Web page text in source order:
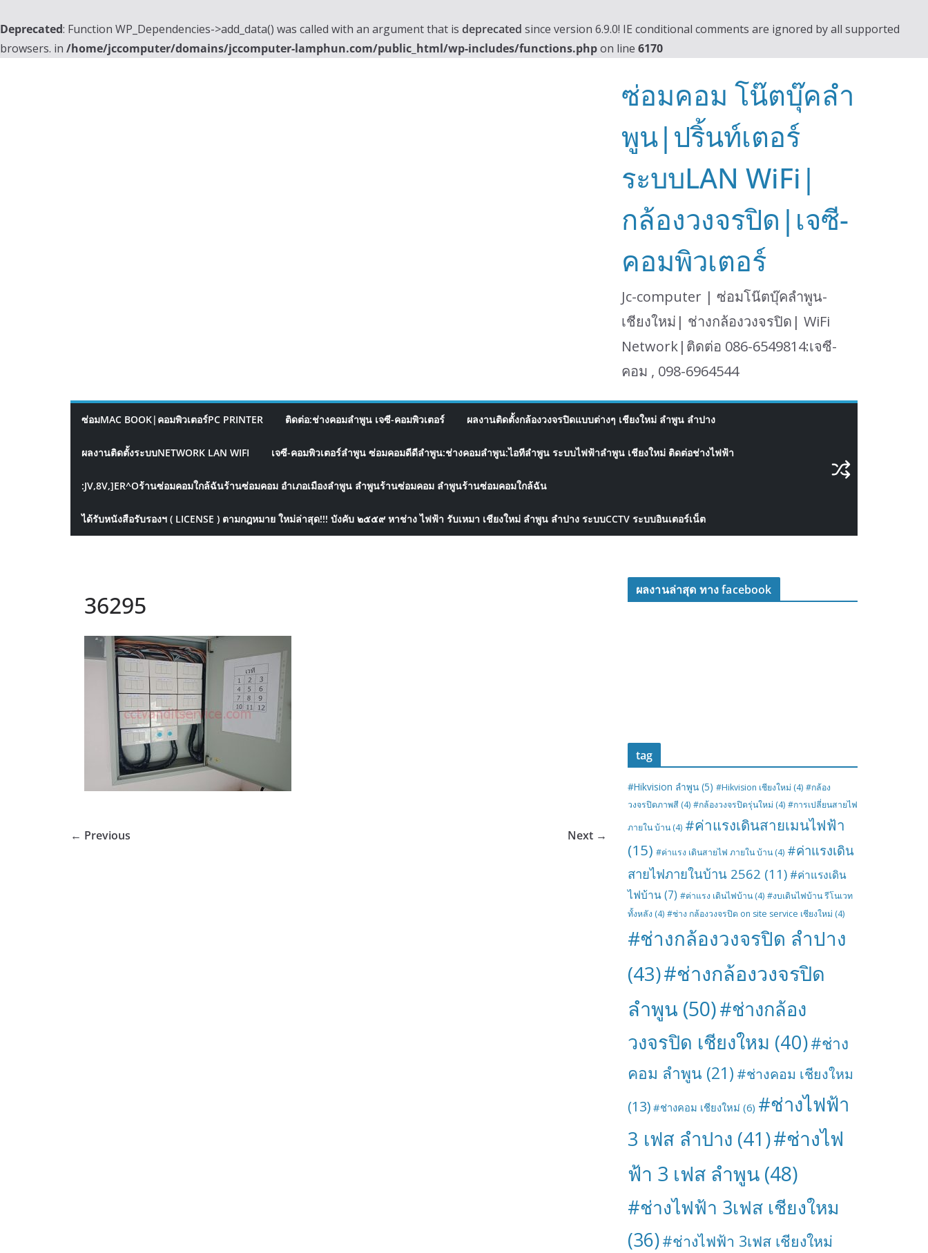
Deprecated: Function WP_Dependencies->add_data() was called with an argument that is deprecated since version 6.9.0! IE conditional comments are ignored by all supported
browsers. in /home/jccomputer/domains/jccomputer-lamphun.com/public_html/wp-includes/functions.phpon line 6170
ซ่อมคอม โน๊ตบุ๊คลำ
พูน|ปริ้นท์เตอร์
ระบบLAN WiFi|
กล้องวงจรปิด|เจซี-
คอมพิวเตอร์
Jc-computer | ซ่อมโน๊ตบุ๊คลำพูน-
เชียงใหม่| ช่างกล้องวงจรปิด| WiFi
Network|ติดต่อ 086-6549814:เจซี-
คอม , 098-6964544
ซ่อมMAC BOOK|คอมพิวเตอร์PC PRINTER ติดต่อ:ช่างคอมลำพูน เจซี-คอมพิวเตอร์ ผลงานติดตั้งกล้องวงจรปิดแบบต่างๆ เชียงใหม่ ลำพูน ลำปาง
ผลงานติดตั้งระบบNETWORK LAN WIFI เจซี-คอมพิวเตอร์ลำพูน ซ่อมคอมดีดีลำพูน:ช่างคอมลำพูน:ไอทีลำพูน ระบบไฟฟ้าลำพูน เชียงใหม่ ติดต่อช่างไฟฟ้า
:JV,8V,]ER^Oร้านซ่อมคอมใกล้ฉันร้านซ่อมคอม อำเภอเมืองลำพูน ลำพูนร้านซ่อมคอม ลำพูนร้านซ่อมคอมใกล้ฉัน
ได้รับหนังสือรับรองฯ ( LICENSE ) ตามกฎหมาย ใหม่ล่าสุด!!! บังคับ ๒๕๕๙ หาช่าง ไฟฟ้า รับเหมา เชียงใหม่ ลำพูน ลำปาง ระบบCCTV ระบบอินเตอร์เน็ต
36295
← Previous Next →
ผลงานล่าสุด ทาง facebook
tag
#Hikvision ลำพูน (5) #Hikvision เชียงใหม่ (4) #กล้อง
วงจรปิดภาพสี (4) #กล้องวงจรปิดรุ่นใหม่ (4) #การเปลี่ยนสายไฟ
ภายใน บ้าน (4) #ค่าแรงเดินสายเมนไฟฟ้า
(15) #ค่าแรง เดินสายไฟ ภายใน บ้าน (4) #ค่าแรงเดิน
สายไฟภายในบ้าน 2562 (11) #ค่าแรงเดิน
ไฟบ้าน(7) #ค่าแรง เดินไฟบ้าน (4) #งบเดินไฟบ้าน รีโนเวท
ทั้งหลัง (4) #ช่าง กล้องวงจรปิด on site service เชียงใหม่ (4)
#ช่างกล้องวงจรปิด ลำปาง
(43)#ช่างกล้องวงจรปิด
ลำพูน (50)#ช่างกล้อง
วงจรปิด เชียงใหม (40)#ช่าง
คอม ลำพูน (21) #ช่างคอม เชียงใหม
(13) #ช่างคอม เชียงใหม่ (6) #ช่างไฟฟ้า
3 เฟส ลำปาง (41)#ช่างไฟ
ฟ้า 3 เฟส ลำพูน (48)
#ช่างไฟฟ้า 3เฟส เชียงใหม
(36)#ช่างไฟฟ้า 3เฟส เชียงใหม่